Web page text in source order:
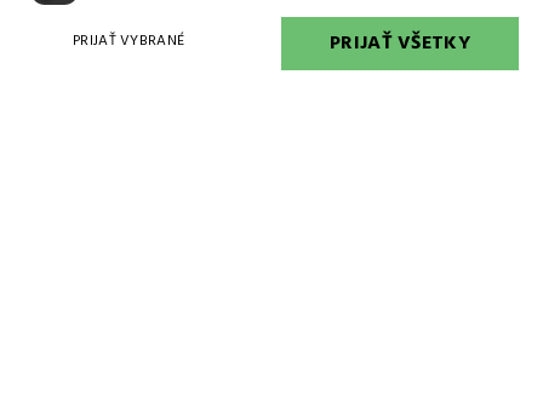
PRIJAŤ VYBRANÉ PRIJAŤ VŠETKY